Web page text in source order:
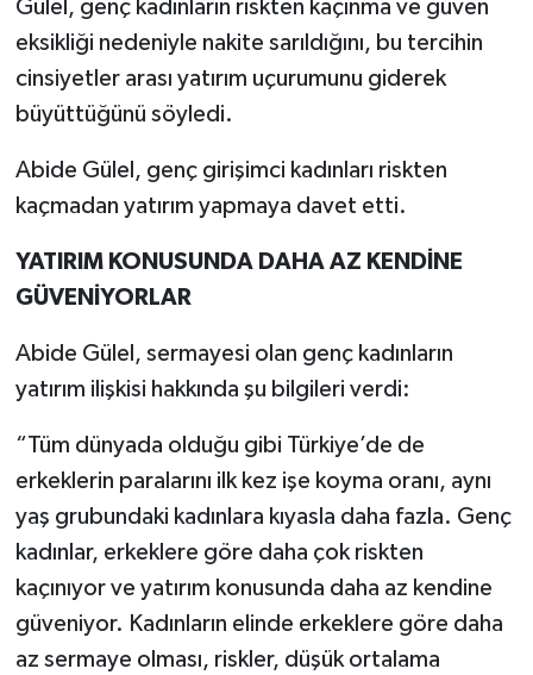
Gülel, genç kadınların riskten kaçınma ve güven
eksikliği nedeniyle nakite sarıldığını, bu tercihin
cinsiyetler arası yatırım uçurumunu giderek
büyüttüğünü söyledi.
Abide Gülel, genç girişimci kadınları riskten
kaçmadan yatırım yapmaya davet etti.
YATIRIM KONUSUNDA DAHA AZ KENDİNE
GÜVENİYORLAR
Abide Gülel, sermayesi olan genç kadınların
yatırım ilişkisi hakkında şu bilgileri verdi:
“Tüm dünyada olduğu gibi Türkiye’de de
erkeklerin paralarını ilk kez işe koyma oranı, aynı
yaş grubundaki kadınlara kıyasla daha fazla. Genç
kadınlar, erkeklere göre daha çok riskten
kaçınıyor ve yatırım konusunda daha az kendine
güveniyor. Kadınların elinde erkeklere göre daha
az sermaye olması, riskler, düşük ortalama